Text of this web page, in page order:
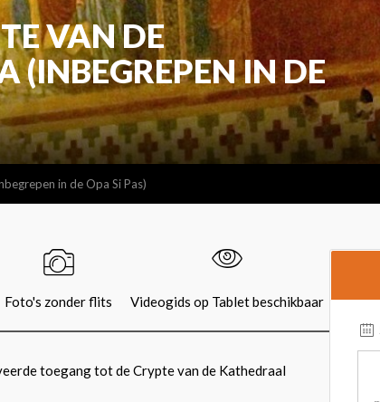
VAN DE
(INBEGREPEN IN DE
in de Opa Si Pas)
Foto's zonder flits Videogids op Tablet beschikbaar
toegang tot de Crypte van de Kathedraal